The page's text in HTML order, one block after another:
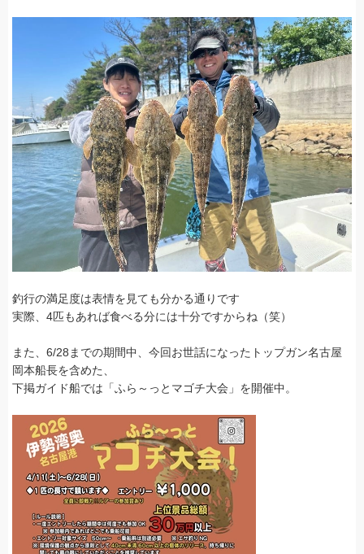
釣行の満足度は表情を見ても分かる通りです
実際、4匹もあれば食べる分には十分ですからね（笑）
また、6/28までの期間中、今回お世話になったトップガン名古屋
岡本船長を含めた、
下掲ガイド船では「ふら～っとマゴチ大会」を開催中。